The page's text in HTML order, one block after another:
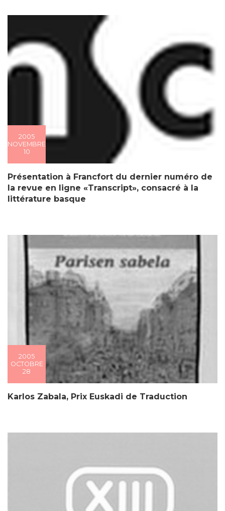
2005
NOVEMBRE
10
Présentation à Francfort du dernier numéro de
la revue en ligne «Transcript», consacré à la
littérature basque
2005
OCTOBRE
28
Karlos Zabala, Prix Euskadi de Traduction